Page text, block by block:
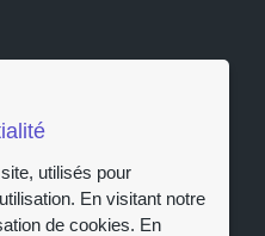
utilisés pour
En visitant notre
de cookies. En